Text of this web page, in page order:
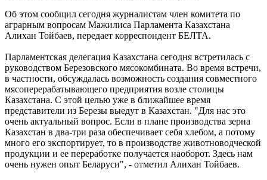
Об этом сообщил сегодня журналистам член комитета по
аграрным вопросам Мажилиса Парламента Казахстана
Алихан Тойбаев, передает корреспондент БЕЛТА.
Парламентская делегация Казахстана сегодня встретилась с
руководством Березовского мясокомбината. Во время встречи,
в частности, обсуждалась возможность создания совместного
мясоперерабатывающего предприятия возле столицы
Казахстана. С этой целью уже в ближайшее время
представители из Березы выедут в Казахстан. "Для нас это
очень актуальный вопрос. Если в плане производства зерна
Казахстан в два-три раза обеспечивает себя хлебом, а потому
много его экспортирует, то в производстве животноводческой
продукции и ее переработке получается наоборот. Здесь нам
очень нужен опыт Беларуси", - отметил Алихан Тойбаев.